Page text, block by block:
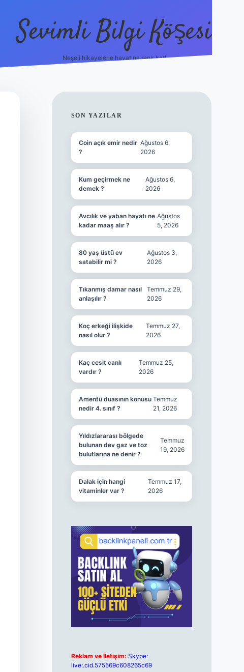
Sevimli Bilgi Köşesi
Neşeli hikayelerle hayatına renk kat!
SIDEBAR
SON YAZILAR
Coin açık emir nedir
?
Ağustos 6,
2026
Kum geçirmek ne
demek ?
Ağustos 6,
2026
Avcılık ve yaban hayatı ne
kadar maaş alır ?
Ağustos
5, 2026
80 yaş üstü ev
satabilir mi ?
Ağustos 3,
2026
Tıkanmış damar nasıl
anlaşılır ?
Temmuz 29,
2026
Koç erkeği ilişkide
nasıl olur ?
Temmuz 27,
2026
Kaç cesit canlı
vardır ?
Temmuz 25,
2026
Amentü duasının konusu
nedir 4. sınıf ?
Temmuz
21, 2026
Yıldızlararası bölgede
bulunan dev gaz ve toz
bulutlarına ne denir ?
Temmuz
19, 2026
Dalak için hangi
vitaminler var ?
Temmuz 17,
2026
Reklam ve İletişim: Skype:
live:.cid.575569c608265c69
hiltonbet güncel giriş